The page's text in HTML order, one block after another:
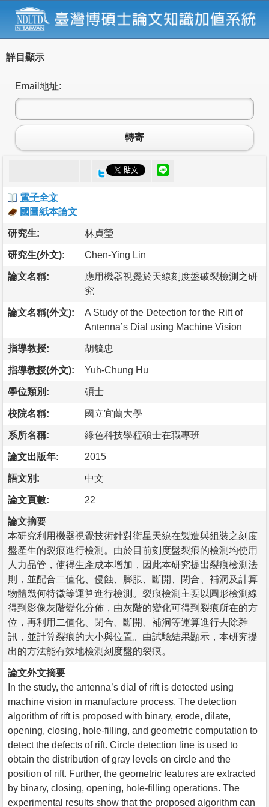
詳目顯示
Email地址:
轉寄
電子全文
國圖紙本論文
研究生: 林貞瑩
研究生(外文): Chen-Ying Lin
論文名稱:
應用機器視覺於天線刻度盤破裂檢測之研
究
論文名稱(外文):
A Study of the Detection for the Rift of
Antenna’s Dial using Machine Vision
指導教授: 胡毓忠
指導教授(外文): Yuh-Chung Hu
學位類別: 碩士
校院名稱: 國立宜蘭大學
系所名稱: 綠色科技學程碩士在職專班
論文出版年: 2015
語文別: 中文
論文頁數: 22
論文摘要
本研究利用機器視覺技術針對衛星天線在製造與組裝之刻度
盤產生的裂痕進行檢測。由於目前刻度盤裂痕的檢測均使用
人力品管，使得生產成本增加，因此本研究提出裂痕檢測法
則，並配合二值化、侵蝕、膨脹、斷開、閉合、補洞及計算
物體幾何特徵等運算進行檢測。裂痕檢測主要以圓形檢測線
得到影像灰階變化分佈，由灰階的變化可得到裂痕所在的方
位，再利用二值化、閉合、斷開、補洞等運算進行去除雜
訊，並計算裂痕的大小與位置。由試驗結果顯示，本研究提
出的方法能有效地檢測刻度盤的裂痕。
論文外文摘要
In the study, the antenna’s dial of rift is detected using
machine vision in manufacture process. The detection
algorithm of rift is proposed with binary, erode, dilate,
opening, closing, hole-filling, and geometric computation to
detect the defects of rift. Circle detection line is used to
obtain the distribution of gray levels on circle and the
position of rift. Further, the geometric features are extracted
by binary, closing, opening, hole-filling operations. The
experimental results show that the proposed algorithm can